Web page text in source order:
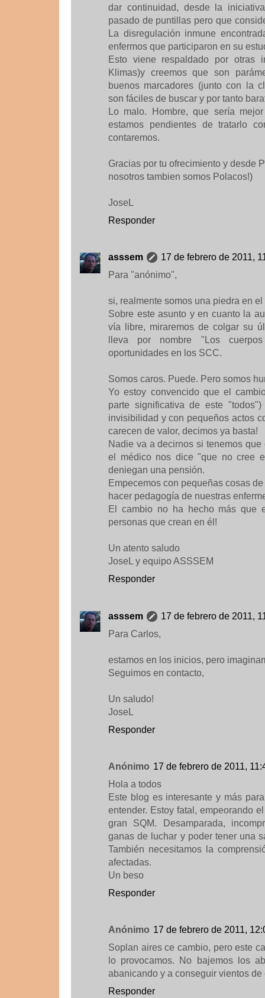
dar continuidad, desde la
pasado de puntillas pero que
La disregulación inmune
enfermos que participaron en su
Esto viene respaldado por otras
Klimas)y creemos que son
buenos marcadores (junto con la
son fáciles de buscar y por tanto
Lo malo. Hombre, que sería
estamos pendientes de tratarlo
contaremos.
Gracias por tu ofrecimiento y desde
nosotros tambien somos Polacos!)
JoseL
Responder
asssem
17 de febrero de 2011,
Para "anónimo",
si, realmente somos una piedra en el
Sobre este asunto y en cuanto la
vía libre, miraremos de colgar su
lleva por nombre "Los
oportunidades en los SCC.
Somos caros. Puede. Pero somos
Yo estoy convencido que el
parte significativa de este
invisibilidad y con pequeños actos
carecen de valor, decimos ya basta!
Nadie va a decirnos si tenemos
el médico nos dice "que no cree
deniegan una pensión.
Empecemos con pequeñas cosas
hacer pedagogía de nuestras
El cambio no ha hecho más que
personas que crean en él!
Un atento saludo
JoseL y equipo ASSSEM
Responder
asssem
17 de febrero de 2011,
Para Carlos,
estamos en los inicios, pero
Seguimos en contacto,
Un saludo!
JoseL
Responder
Anónimo 17 de febrero de 2011,
Hola a todos
Este blog es interesante y más
entender. Estoy fatal, empeorando
gran SQM. Desamparada,
ganas de luchar y poder tener una
También necesitamos la
afectadas.
Un beso
Responder
Anónimo 17 de febrero de 2011,
Soplan aires ce cambio, pero este
lo provocamos. No bajemos los
abanicando y a conseguir vientos de
Responder